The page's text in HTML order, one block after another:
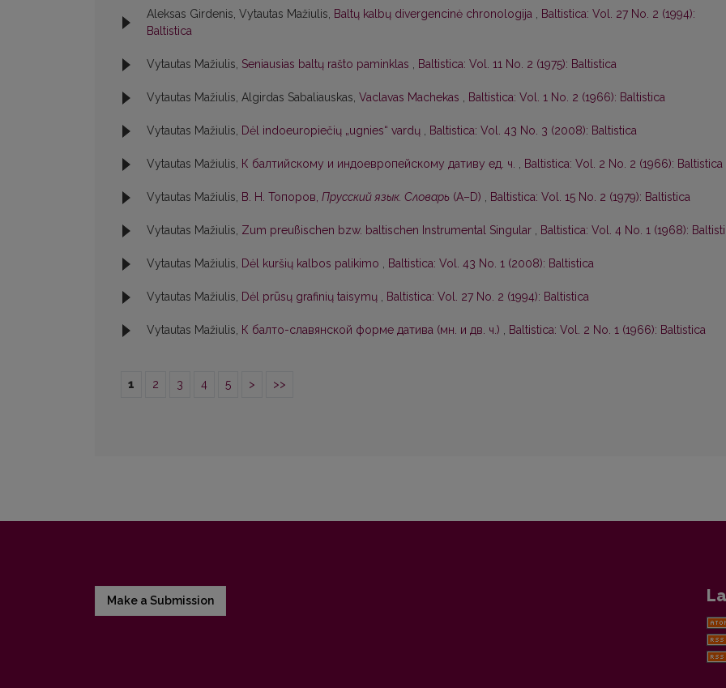
Aleksas Girdenis, Vytautas Mažiulis, Baltų kalbų divergencinė chronologija , Baltistica: Vol. 27 No. 2 (1994):
Baltistica
Vytautas Mažiulis, Seniausias baltų rašto paminklas , Baltistica: Vol. 11 No. 2 (1975): Baltistica
Vytautas Mažiulis, Algirdas Sabaliauskas, Vaclavas Machekas , Baltistica: Vol. 1 No. 2 (1966): Baltistica
Vytautas Mažiulis, Dėl indoeuropiečių „ugnies“ vardų , Baltistica: Vol. 43 No. 3 (2008): Baltistica
Vytautas Mažiulis, К балтийскому и индоевропейскому дативу ед. ч. , Baltistica: Vol. 2 No. 2 (1966): Baltistica
Vytautas Mažiulis, В. Н. Топоров, Прусский язык. Словарь (А–D) , Baltistica: Vol. 15 No. 2 (1979): Baltistica
Vytautas Mažiulis, Zum preußischen bzw. baltischen Instrumental Singular , Baltistica: Vol. 4 No. 1 (1968):
Vytautas Mažiulis, Dėl kuršių kalbos palikimo , Baltistica: Vol. 43 No. 1 (2008): Baltistica
Vytautas Mažiulis, Dėl prūsų grafinių taisymų , Baltistica: Vol. 27 No. 2 (1994): Baltistica
Vytautas Mažiulis, К балто-славянской форме датива (мн. и дв. ч.) , Baltistica: Vol. 2 No. 1 (1966): Baltistica
1 2 3 4 5 > >>
Make a Submission